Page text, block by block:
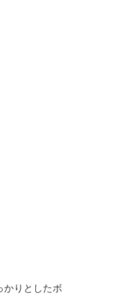
かりとしたボ